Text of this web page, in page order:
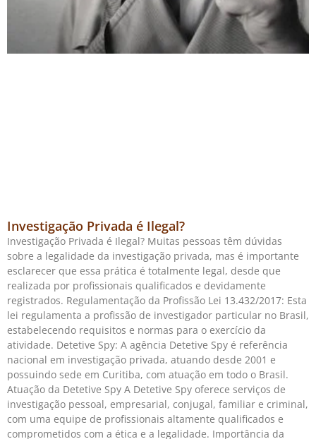
Investigação Privada é Ilegal?
Investigação Privada é Ilegal? Muitas pessoas têm dúvidas
sobre a legalidade da investigação privada, mas é importante
esclarecer que essa prática é totalmente legal, desde que
realizada por profissionais qualificados e devidamente
registrados. Regulamentação da Profissão Lei 13.432/2017: Esta
lei regulamenta a profissão de investigador particular no Brasil,
estabelecendo requisitos e normas para o exercício da
atividade. Detetive Spy: A agência Detetive Spy é referência
nacional em investigação privada, atuando desde 2001 e
possuindo sede em Curitiba, com atuação em todo o Brasil.
Atuação da Detetive Spy A Detetive Spy oferece serviços de
investigação pessoal, empresarial, conjugal, familiar e criminal,
com uma equipe de profissionais altamente qualificados e
comprometidos com a ética e a legalidade. Importância da